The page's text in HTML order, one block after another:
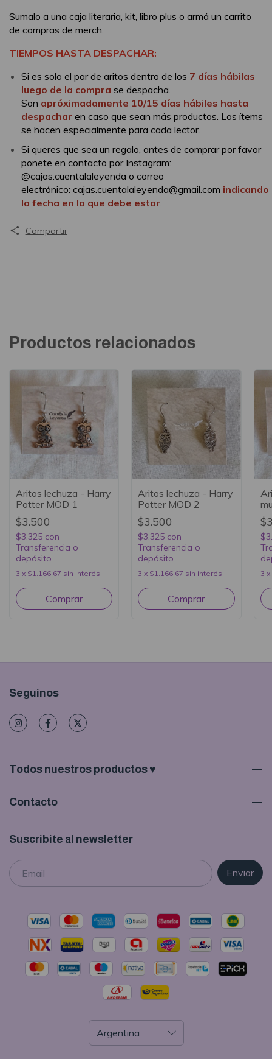
Sumalo a una caja literaria, kit, libro plus o armá un carrito
de compras de merch.
TIEMPOS HASTA DESPACHAR:
Si es solo el par de aritos dentro de los 7 días hábilas
luego de la compra se despacha.
Son apróximadamente 10/15 días hábiles hasta
despachar en caso que sean más productos. Los ítems
se hacen especialmente para cada lector.
Si queres que sea un regalo, antes de comprar por favor
ponete en contacto por Instagram:
@cajas.cuentalaleyenda o correo
electrónico: cajas.cuentalaleyenda@gmail.com indicando
la fecha en la que debe estar
Compartir
Productos relacionados
Aritos lechuza - Harry
Potter MOD 1
$3.500
$3.325 con
Transferencia o
depósito
3 x $1.166,67 sin interés
Aritos lechuza - Harry
Potter MOD 2
$3.500
$3.325 con
Transferencia o
depósito
3 x $1.166,67 sin interés 3 x
Seguinos
Todos nuestros productos ♥
Contacto
Suscribite al newsletter